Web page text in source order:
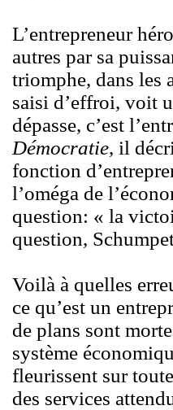
L’entrepreneur
autres par sa
triomphe, dans les
saisi d’effroi, voit
dépasse, c’est
Démocratie, il
fonction
l’oméga de
question: « la
question,
Voilà à quelles
ce qu’est un
de plans sont
système
fleurissent sur
des services